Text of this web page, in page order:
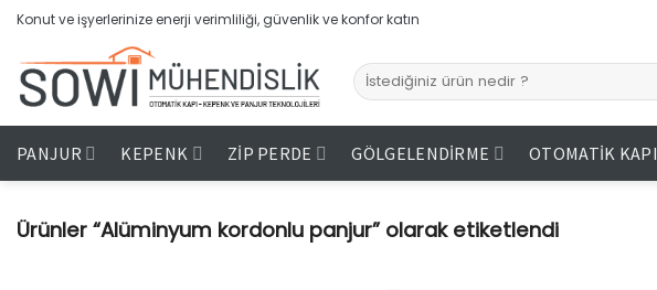
İçeriğe
Konut ve işyerlerinize enerji verimliliği, güvenlik ve konfor katın
Ara:
PANJUR KEPENK ZIP PERDE GÖLGELENDIRME OTOMATIK KAPI
Ürünler “Alüminyum kordonlu panjur” olarak etiketlendi